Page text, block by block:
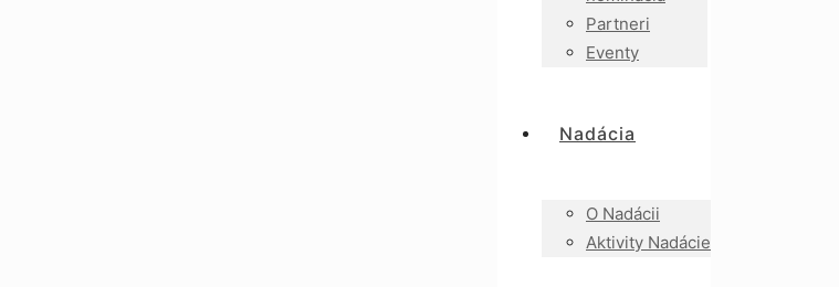
Partneri
Eventy
Nadácia
O Nadácii
Aktivity Nadácie